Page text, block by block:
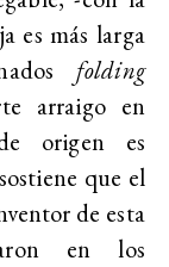
es más larga
folding
arraigo en
origen es
que el
de esta
en los